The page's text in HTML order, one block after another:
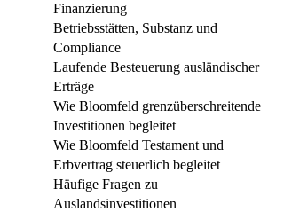
Finanzierung
Betriebsstätten, Substanz und
Compliance
Laufende Besteuerung ausländischer
Erträge
Wie Bloomfeld grenzüberschreitende
Investitionen begleitet
Wie Bloomfeld Testament und
Erbvertrag steuerlich begleitet
Häufige Fragen zu
Auslandsinvestitionen